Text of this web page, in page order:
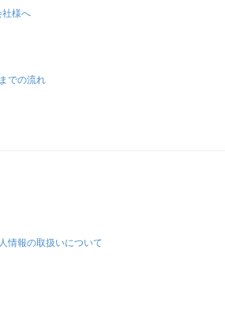
様へ
での流れ
情報の取扱いについて